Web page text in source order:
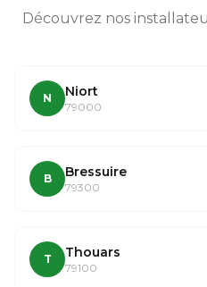
Découvrez nos
N Niort
79000
B Bressuire
79300
T Thouars
79100